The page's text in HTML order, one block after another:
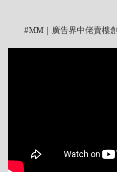
#MM｜廣告界中佬賣樓